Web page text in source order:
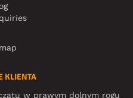
KLIENTA
w prawym dolnym rogu